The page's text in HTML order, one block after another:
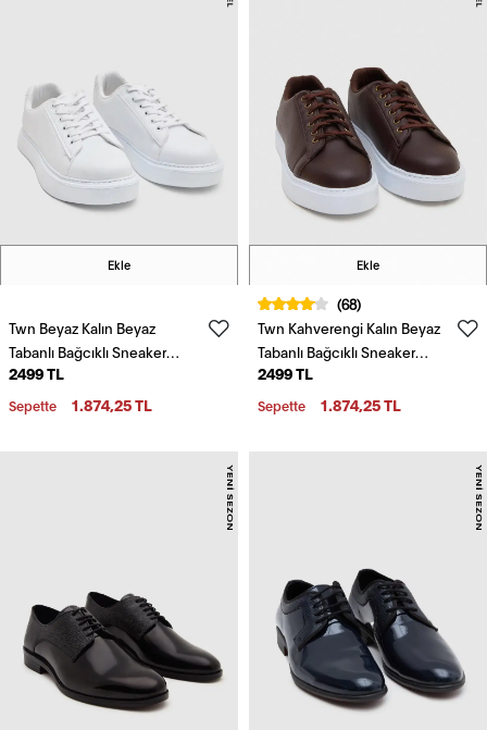
Ekle
Twn Beyaz Kalın Beyaz
Tabanlı Bağcıklı Sneaker
Ayakkabi
2499 TL
Sepette 1.874,25 TL
Ekle
(68)
Twn Kahverengi Kalın Beyaz
Tabanlı Bağcıklı Sneaker
Ayakkabi
2499 TL
Sepette 1.874,25 TL